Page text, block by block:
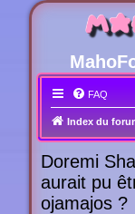
FAQ
Index du
Doremi
aurait pu
ojamajos ?